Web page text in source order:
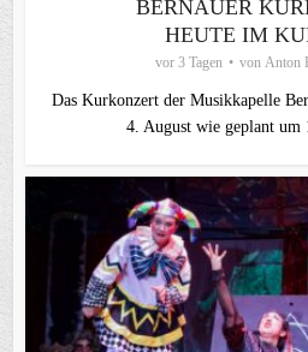
BERNAUER
HEUTE IM
vor 3 Tagen von Anton
Das Kurkonzert der Musikkapelle
4. August wie geplant um